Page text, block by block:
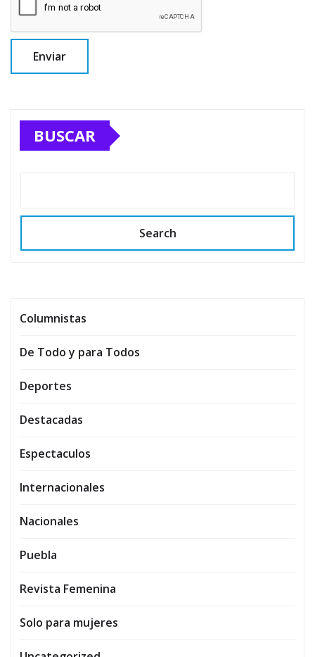
BUSCAR
Search
Columnistas
De Todo y para Todos
Deportes
Destacadas
Espectaculos
Internacionales
Nacionales
Puebla
Revista Femenina
Solo para mujeres